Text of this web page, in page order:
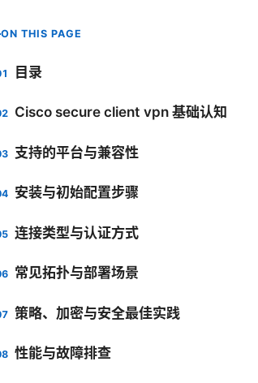
ON THIS PAGE
目录
Cisco secure client vpn 基础认知
支持的平台与兼容性
安装与初始配置步骤
连接类型与认证方式
常见拓扑与部署场景
策略、加密与安全最佳实践
性能与故障排查